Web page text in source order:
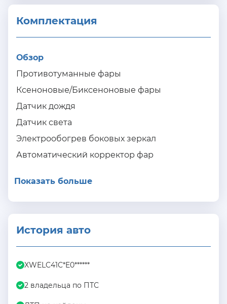
Комплектация
Обзор
Противотуманные фары
Ксеноновые/Биксеноновые фары
Датчик дождя
Датчик света
Электрообогрев боковых зеркал
Автоматический корректор фар
Показать больше
История авто
XWELC41C*E0******
2 владельца по ПТС